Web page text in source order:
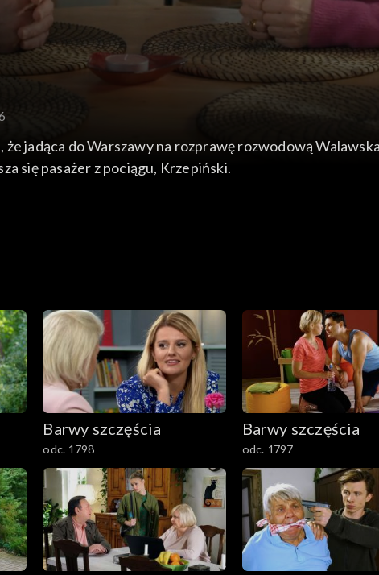
jadąca do Warszawy na rozprawę rozwodową
się pasażer z pociągu, Krzepiński.
Barwy szczęścia
odc. 1798
Barwy szczęścia
odc. 1797